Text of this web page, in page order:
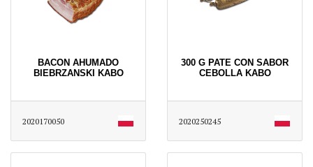
BACON AHUMADO
BIEBRZANSKI KABO
2020170050
300 G PATE CON SABOR
CEBOLLA KABO
2020250245